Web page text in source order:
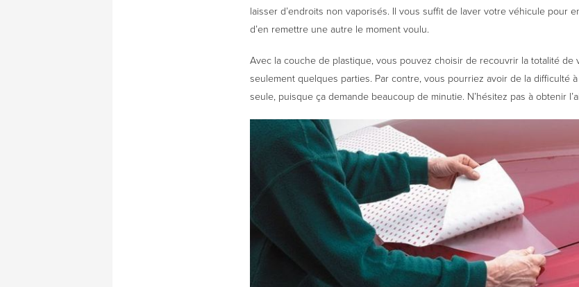
laisser d’endroits non vaporisés. Il vous suffit de laver votre véhicule pour
d’en remettre une autre le moment voulu.
Avec la couche de plastique, vous pouvez choisir de recouvrir la totalité de
seulement quelques parties. Par contre, vous pourriez avoir de la difficulté
seule, puisque ça demande beaucoup de minutie. N’hésitez pas à obtenir